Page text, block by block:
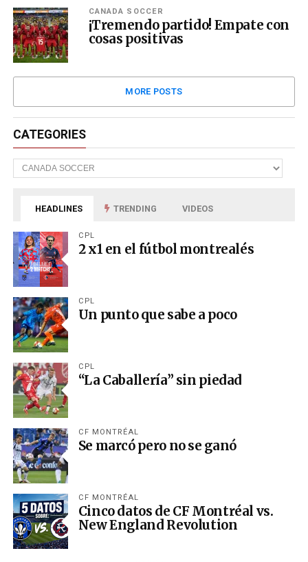
CANADA SOCCER
¡Tremendo partido! Empate con
cosas positivas
MORE POSTS
CATEGORIES
Categories
HEADLINES TRENDING VIDEOS
CPL
2 x1 en el fútbol montrealés
CPL
Un punto que sabe a poco
CPL
“La Caballería” sin piedad
CF MONTRÉAL
Se marcó pero no se ganó
CF MONTRÉAL
Cinco datos de CF Montréal vs.
New England Revolution